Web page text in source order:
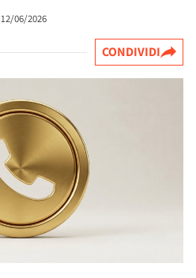
12/06/2026
CONDIVIDI